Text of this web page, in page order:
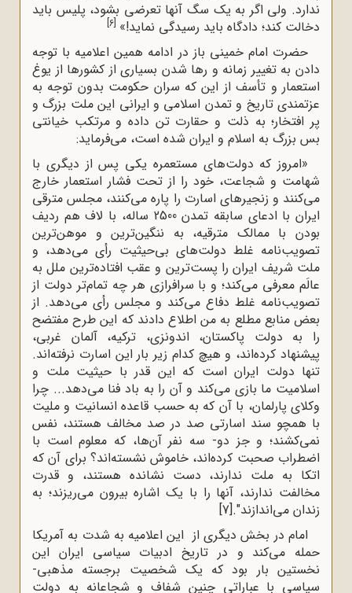
ندارد. ولى اگر به یک سگ آنها تعرضى بشود، پلیس باید
دخالت کند؛ دادگاه باید رسیدگى نماید!» [6]
حضرت امام خمینی باز در ادامه همین اعلامیه با توجه
دادن به تغییر زمانه و رها شدن بسیاری از کشورها از یوغ
استعمار و تأسف از این که سران حکومت بدون توجه به
عزتمندی تاریخ و تمدن اسلامی و ایرانی این ملت بزرگ و
پر افتخار؛ به ذلت و حقارت تن داده و مرتکب خیانتی
بس بزرگ به اسلام و ایران شده است، می‌فرماید:
«امروز که دولت‌هاى مستعمره یکى پس از دیگرى با
شهامت و شجاعت، خود را از تحت فشار استعمار خارج
مى‌کنند و زنجیرهاى اسارت را پاره مى‌کنند، مجلس مترقى
ایران با ادعاى سابقه تمدن 2500 ساله، با لاف هم ردیف
بودن با ممالک مترقیه، به ننگین‌ترین و موهن‌ترین
تصویب‌نامه غلط دولت‌هاى بى‌حیثیت رأى مى‌دهد، و
ملت شریف ایران را پست‌ترین و عقب افتاده‌ترین ملل به
عالَم معرفى مى‌کند؛ و با سرافرازى هر چه تمام‌تر دولت از
تصویب‌نامه غلط دفاع مى‌کند و مجلس رأى مى‌دهد. از
بعض منابع مطلع به من اطلاع دادند که این طرح مفتضح
را به دولت پاکستان، اندونزى، ترکیه، آلمان غربى،
پیشنهاد کرده‌اند، و هیچ کدام زیر بار این اسارت نرفته‌اند.
تنها دولت ایران است که این قدر با حیثیت ملت و
اسلامیت ما بازى مى‌کند و آن را به باد فنا مى‌دهد... چرا
وکلاى پارلمان، با آن که به حسب قاعده انسانیت و ملیت
با همچو سند اسارتى صد در صد مخالف هستند، نفس
نمى‌کشند؛ و جز دو- سه نفر آن‌ها، که معلوم است با
اضطراب صحبت کرده‌اند، خاموش نشسته‌اند؟ براى آن که
اتکا به ملت ندارند، دست نشانده هستند، و قدرت
مخالفت ندارند، آنها را با یک اشاره بیرون مى‌ریزند؛ به
زندان مى‌اندازند".[7]
امام در بخش دیگری از این اعلامیه به شدت به آمریکا
حمله می‌کند و در تاریخ ادبیات سیاسی ایران این
نخستین بار بود که یک شخصیت برجسته مذهبی-
سیاسی با عباراتی چنین شفاف و شجاعانه به دولت